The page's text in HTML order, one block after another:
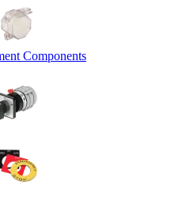
Components